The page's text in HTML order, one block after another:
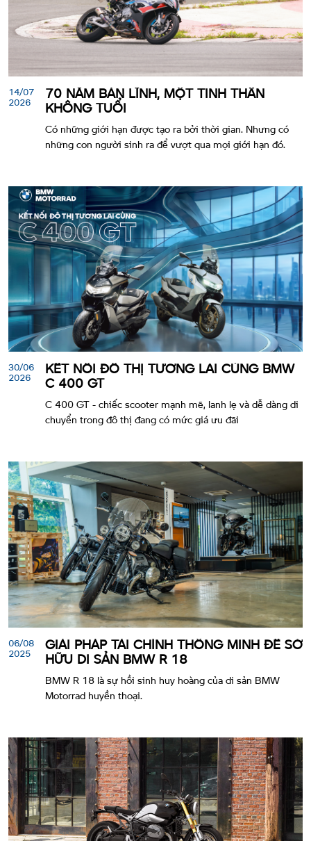
14/07
2026
70 NĂM BẢN LĨNH, MỘT TINH THẦN
KHÔNG TUỔI
Có những giới hạn được tạo ra bởi thời gian. Nhưng có
những con người sinh ra để vượt qua mọi giới hạn đó.
30/06
2026
KẾT NỐI ĐÔ THỊ TƯƠNG LAI CÙNG BMW
C 400 GT
C 400 GT - chiếc scooter mạnh mẽ, lanh lẹ và dễ dàng di
chuyển trong đô thị đang có mức giá ưu đãi
06/08
2025
GIẢI PHÁP TÀI CHÍNH THÔNG MINH ĐỂ SỞ
HỮU DI SẢN BMW R 18
BMW R 18 là sự hồi sinh huy hoàng của di sản BMW
Motorrad huyền thoại.